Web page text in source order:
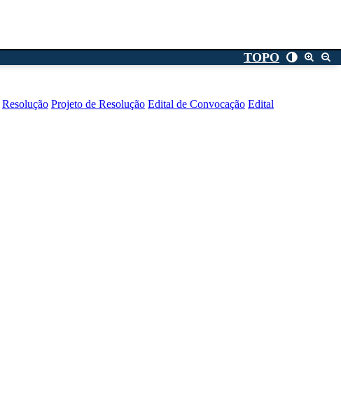
TOPO
Resolução Projeto de Resolução Edital de Convocação Edital